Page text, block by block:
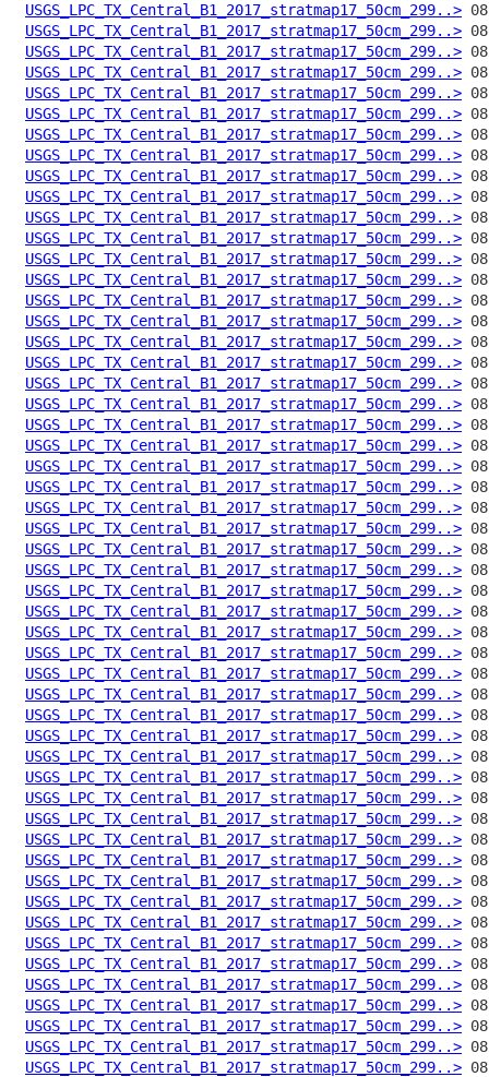
USGS_LPC_TX_Central_B1_2017_stratmap17_50cm_299..>
USGS_LPC_TX_Central_B1_2017_stratmap17_50cm_299..>
USGS_LPC_TX_Central_B1_2017_stratmap17_50cm_299..>
USGS_LPC_TX_Central_B1_2017_stratmap17_50cm_299..>
USGS_LPC_TX_Central_B1_2017_stratmap17_50cm_299..>
USGS_LPC_TX_Central_B1_2017_stratmap17_50cm_299..>
USGS_LPC_TX_Central_B1_2017_stratmap17_50cm_299..>
USGS_LPC_TX_Central_B1_2017_stratmap17_50cm_299..>
USGS_LPC_TX_Central_B1_2017_stratmap17_50cm_299..>
USGS_LPC_TX_Central_B1_2017_stratmap17_50cm_299..>
USGS_LPC_TX_Central_B1_2017_stratmap17_50cm_299..>
USGS_LPC_TX_Central_B1_2017_stratmap17_50cm_299..>
USGS_LPC_TX_Central_B1_2017_stratmap17_50cm_299..>
USGS_LPC_TX_Central_B1_2017_stratmap17_50cm_299..>
USGS_LPC_TX_Central_B1_2017_stratmap17_50cm_299..>
USGS_LPC_TX_Central_B1_2017_stratmap17_50cm_299..>
USGS_LPC_TX_Central_B1_2017_stratmap17_50cm_299..>
USGS_LPC_TX_Central_B1_2017_stratmap17_50cm_299..>
USGS_LPC_TX_Central_B1_2017_stratmap17_50cm_299..>
USGS_LPC_TX_Central_B1_2017_stratmap17_50cm_299..>
USGS_LPC_TX_Central_B1_2017_stratmap17_50cm_299..>
USGS_LPC_TX_Central_B1_2017_stratmap17_50cm_299..>
USGS_LPC_TX_Central_B1_2017_stratmap17_50cm_299..>
USGS_LPC_TX_Central_B1_2017_stratmap17_50cm_299..>
USGS_LPC_TX_Central_B1_2017_stratmap17_50cm_299..>
USGS_LPC_TX_Central_B1_2017_stratmap17_50cm_299..>
USGS_LPC_TX_Central_B1_2017_stratmap17_50cm_299..>
USGS_LPC_TX_Central_B1_2017_stratmap17_50cm_299..>
USGS_LPC_TX_Central_B1_2017_stratmap17_50cm_299..>
USGS_LPC_TX_Central_B1_2017_stratmap17_50cm_299..>
USGS_LPC_TX_Central_B1_2017_stratmap17_50cm_299..>
USGS_LPC_TX_Central_B1_2017_stratmap17_50cm_299..>
USGS_LPC_TX_Central_B1_2017_stratmap17_50cm_299..>
USGS_LPC_TX_Central_B1_2017_stratmap17_50cm_299..>
USGS_LPC_TX_Central_B1_2017_stratmap17_50cm_299..>
USGS_LPC_TX_Central_B1_2017_stratmap17_50cm_299..>
USGS_LPC_TX_Central_B1_2017_stratmap17_50cm_299..>
USGS_LPC_TX_Central_B1_2017_stratmap17_50cm_299..>
USGS_LPC_TX_Central_B1_2017_stratmap17_50cm_299..>
USGS_LPC_TX_Central_B1_2017_stratmap17_50cm_299..>
USGS_LPC_TX_Central_B1_2017_stratmap17_50cm_299..>
USGS_LPC_TX_Central_B1_2017_stratmap17_50cm_299..>
USGS_LPC_TX_Central_B1_2017_stratmap17_50cm_299..>
USGS_LPC_TX_Central_B1_2017_stratmap17_50cm_299..>
USGS_LPC_TX_Central_B1_2017_stratmap17_50cm_299..>
USGS_LPC_TX_Central_B1_2017_stratmap17_50cm_299..>
USGS_LPC_TX_Central_B1_2017_stratmap17_50cm_299..>
USGS_LPC_TX_Central_B1_2017_stratmap17_50cm_299..>
USGS_LPC_TX_Central_B1_2017_stratmap17_50cm_299..>
USGS_LPC_TX_Central_B1_2017_stratmap17_50cm_299..>
USGS_LPC_TX_Central_B1_2017_stratmap17_50cm_299..>
USGS_LPC_TX_Central_B1_2017_stratmap17_50cm_299..>